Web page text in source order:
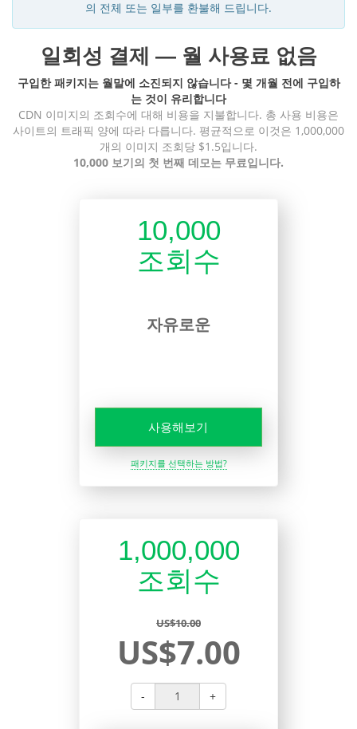
의 전체 또는 일부를 환불해 드립니다.
일회성 결제 — 월 사용료 없음
구입한 패키지는 월말에 소진되지 않습니다 - 몇 개월 전에 구입하
는 것이 유리합니다
CDN 이미지의 조회수에 대해 비용을 지불합니다. 총 사용 비용은
사이트의 트래픽 양에 따라 다릅니다. 평균적으로 이것은 1,000,000
개의 이미지 조회당 $1.5입니다.
10,000 보기의 첫 번째 데모는 무료입니다.
10,000
조회수
자유로운
사용해보기
패키지를 선택하는 방법?
1,000,000
조회수
US$10.00
US$7.00
- +